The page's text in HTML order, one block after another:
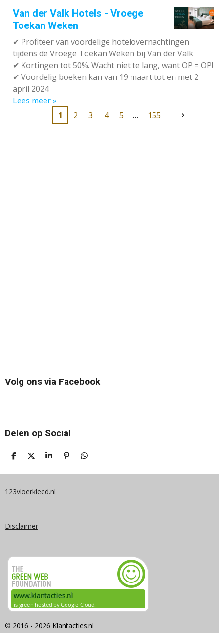
Van der Valk Hotels - Vroege
Toekan Weken
✔ Profiteer van voordelige hotelovernachtingen
tijdens de Vroege Toekan Weken bij Van der Valk
✔ Kortingen tot 50%. Wacht niet te lang, want OP = OP!
✔ Voordelig boeken kan van 19 maart tot en met 2
april 2024
Lees meer »
1
2 3 4 5 155
Volg ons via Facebook
Delen op Social
D
L
N
D
E
S
A
E
P
N
D
L
123vloerkleed.nl
Disclaimer
© 2016 - 2026 Klantacties.nl